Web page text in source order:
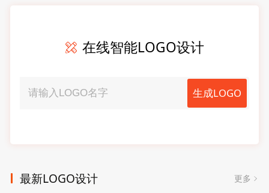
在线智能LOGO设计
生成LOGO
最新LOGO设计 更多